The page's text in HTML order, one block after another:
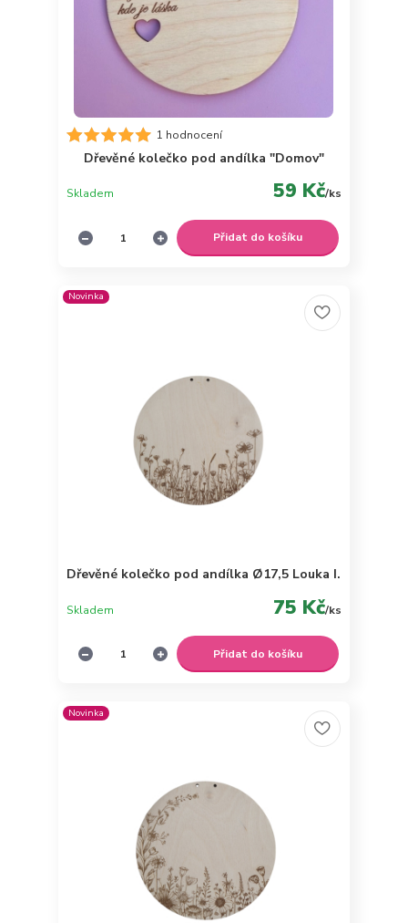
1 hodnocení
Dřevěné kolečko pod andílka "Domov"
59 Kč/ks
Skladem
Přidat do košíku
Novinka
Dřevěné kolečko pod andílka Ø17,5 Louka I.
75 Kč/ks
Skladem
Přidat do košíku
Novinka